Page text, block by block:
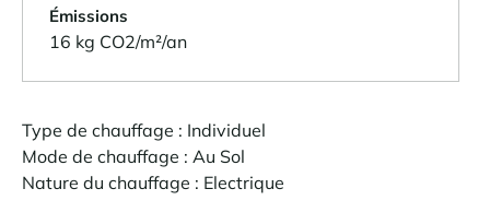
Émissions
16 kg CO2/m²/an
Type de chauffage : Individuel
Mode de chauffage : Au Sol
Nature du chauffage : Electrique